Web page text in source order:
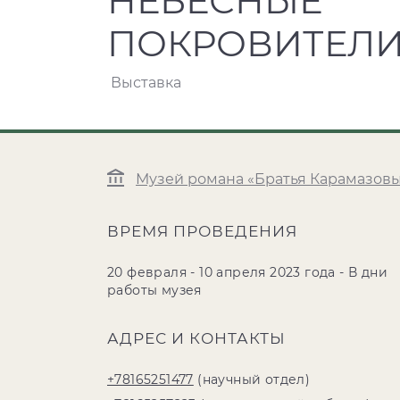
Выставка
Музей романа «Братья
ВРЕМЯ ПРОВЕДЕНИЯ
20 февраля - 10 апреля 2023 года - В дни
работы музея
АДРЕС И КОНТАКТЫ
+78165251477 (научный отдел)